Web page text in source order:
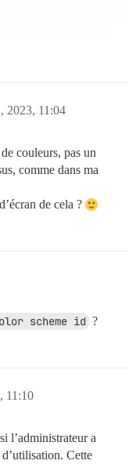
2023, 11:04
couleurs, pas un
comme dans ma
de cela ?
scheme id ?
11:10
l’administrateur a
Cette